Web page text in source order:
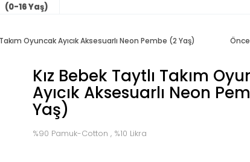
(0-16 Yaş)
Oyuncak Ayıcık Aksesuarlı Neon Pembe (2 Yaş)
Kız Bebek Taytlı Takım
Ayıcık Aksesuarlı Neon
Yaş)
%90 Pamuk-Cotton , %10 Likra